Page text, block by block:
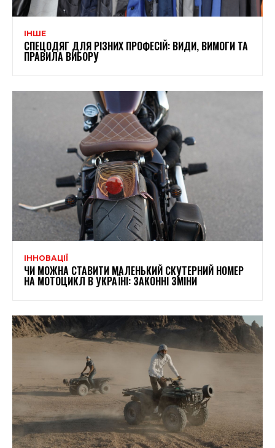
ІНШЕ
СПЕЦОДЯГ ДЛЯ РІЗНИХ ПРОФЕСІЙ: ВИДИ, ВИМОГИ ТА
ПРАВИЛА ВИБОРУ
ІННОВАЦІЇ
ЧИ МОЖНА СТАВИТИ МАЛЕНЬКИЙ СКУТЕРНИЙ НОМЕР
НА МОТОЦИКЛ В УКРАЇНІ: ЗАКОННІ ЗМІНИ